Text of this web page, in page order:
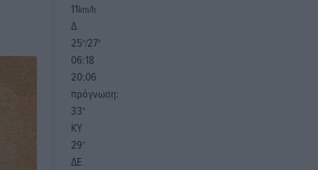
11km/h
Δ
25°/27°
06:18
20:06
πρόγνωση:
33°
ΚΥ
29°
ΔΕ